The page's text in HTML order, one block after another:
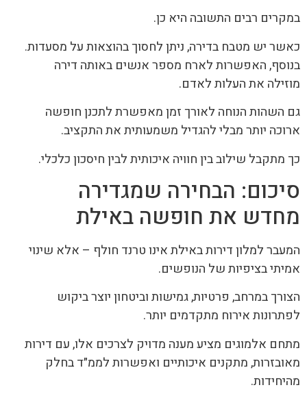
במקרים רבים התשובה היא כן.
כאשר יש מטבח בדירה, ניתן לחסוך בהוצאות על מסעדות.
בנוסף, האפשרות לארח מספר אנשים באותה דירה
מוזילה את העלות לאדם.
גם השהות הנוחה לאורך זמן מאפשרת לתכנן חופשה
ארוכה יותר מבלי להגדיל משמעותית את התקציב.
כך מתקבל שילוב בין חוויה איכותית לבין חיסכון כלכלי.
סיכום: הבחירה שמגדירה
מחדש את חופשה באילת
המעבר למלון דירות באילת אינו טרנד חולף – אלא שינוי
אמיתי בציפיות של הנופשים.
הצורך במרחב, פרטיות, גמישות וביטחון יוצר ביקוש
לפתרונות אירוח מתקדמים יותר.
מתחם אלמוגים מציע מענה מדויק לצרכים אלו, עם דירות
מאובזרות, מתקנים איכותיים ואפשרות לממ״ד בחלק
מהיחידות.